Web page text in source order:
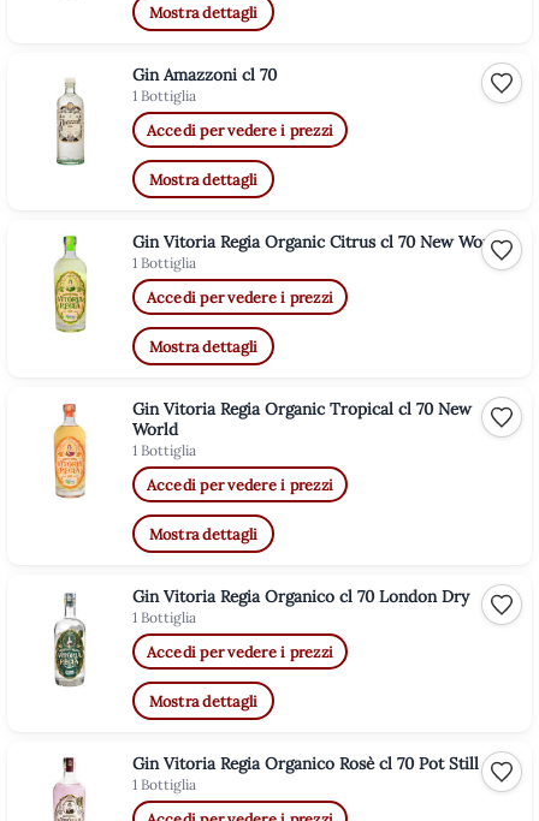
Mostra dettagli
Gin Amazzoni cl 70
1 Bottiglia
Accedi per vedere i prezzi
Mostra dettagli
Gin Vitoria Regia Organic Citrus cl 70 New World
1 Bottiglia
Accedi per vedere i prezzi
Mostra dettagli
Gin Vitoria Regia Organic Tropical cl 70 New
World
1 Bottiglia
Accedi per vedere i prezzi
Mostra dettagli
Gin Vitoria Regia Organico cl 70 London Dry
1 Bottiglia
Accedi per vedere i prezzi
Mostra dettagli
Gin Vitoria Regia Organico Rosè cl 70 Pot Still
1 Bottiglia